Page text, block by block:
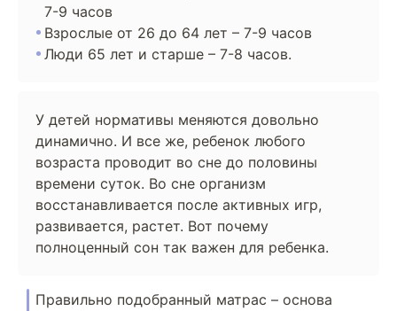
7-9 часов
Взрослые от 26 до 64 лет – 7-9 часов
Люди 65 лет и старше – 7-8 часов.
У детей нормативы меняются довольно
динамично. И все же, ребенок любого
возраста проводит во сне до половины
времени суток. Во сне организм
восстанавливается после активных игр,
развивается, растет. Вот почему
полноценный сон так важен для ребенка.
Правильно подобранный матрас – основа